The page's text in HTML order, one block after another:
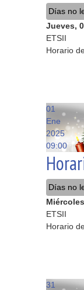
Días no
Jueves,
ETSII
Horario
01
Ene
2025
09:00
Días no
ETSII
Horario
31